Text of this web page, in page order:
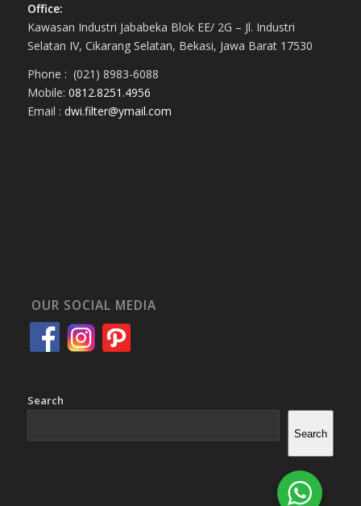
Office:
Kawasan Industri Jababeka Blok EE/ 2G – Jl. Industri
Selatan IV, Cikarang Selatan, Bekasi, Jawa Barat 17530
Phone : (021) 8983-6088
Mobile: 0812.8251.4956
Email : dwi.filter@ymail.com
OUR SOCIAL MEDIA
Search
Search